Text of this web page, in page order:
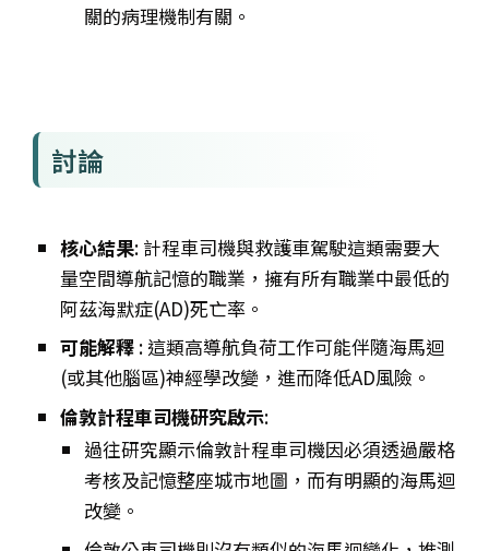
關的病理機制有關。
討論
核心結果: 計程車司機與救護車駕駛這類需要大
量空間導航記憶的職業，擁有所有職業中最低的
阿茲海默症(AD)死亡率。
可能解釋 : 這類高導航負荷工作可能伴隨海馬迴
(或其他腦區)神經學改變，進而降低AD風險。
倫敦計程車司機研究啟示:
過往研究顯示倫敦計程車司機因必須透過嚴格
考核及記憶整座城市地圖，而有明顯的海馬迴
改變。